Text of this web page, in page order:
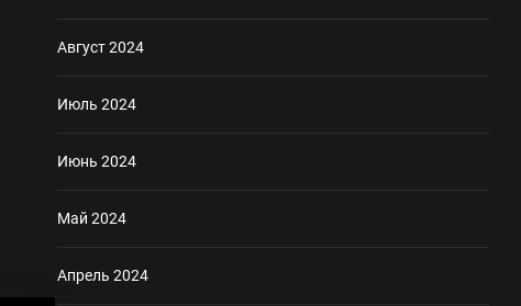
Август 2024
Июль 2024
Июнь 2024
Май 2024
Апрель 2024